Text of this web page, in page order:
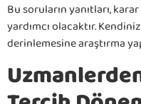
Bu soruların yanıtları,
yardımcı olacaktır.
derinlemesine araştırma